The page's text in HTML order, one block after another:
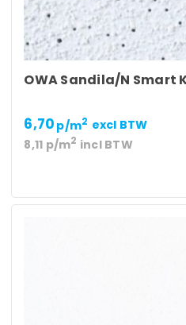
OWA Sandila/N Smart
6,70 p/m2 excl BTW
8,11 p/m2 incl BTW